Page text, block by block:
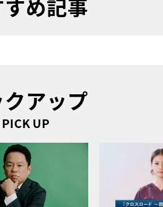
め記事
クアップ
PICK UP